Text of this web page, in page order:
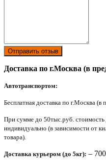
Отправить отзыв
Доставка по г.Москва (в
Автотранспортом:
Бесплатная доставка по г.Москва
При сумме до 50тыс.руб. стоимость
индивидуально (в зависимости от
товара).
Доставка курьером (до 5кг): –